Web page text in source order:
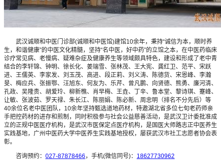
武汉诚顺和中医门诊部(诚顺和中医馆)建馆10余年，秉持“诚信为本，顺时养
生，和谐健康”的中医文化精髓，坚持“名中医，好中药”的立馆之本，在中医药临床
诊疗常见病、老慢病、疑难杂症及健康养生等领域颇具特色，建设和形成了老中青
结合的李轩锦、钟明、徐长化、姜瑞雪、张林茂、王大宪、龚红卫、范平、宋跃
进、王儒英、李家发、刘玉茂、高进、段正莉、刘义涛、陈德货、宋恩峰、李瀚
旻、梅应兵、张振鄂、汪旭东、何友为、乐芹、曾凡鹏、向贤德、熊勇、廉河清、
孔政、吴隆贵、胡爱玲、柳新樵、肖早梅、王垚、丁辛、鲁本堂、黎诗琪、蹇峰、
让敏、张波茹、罗天禄、朱长江、陈丽娟、陈必新、周忠明（排名不分先后）等
40余位名老中医团队，10余年坚持甄选道地药材，特邀湖北省多位七旬老药师亲
手把控药材的进存和煎制，同时积极参与社会公益慈善活动，是武汉卫计委批准成
立的正规中医医疗机构，是武汉市医保定点医疗机构，是国医大师路志正中医养生
实践基地，广州中医药大学中医养生实践基地授权，屡获武汉市社工志愿者协会表
彰。
咨询预约： 027-87878466 ，手机(微信同号)： 18627730962